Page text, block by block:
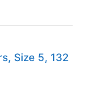
Size 5, 132